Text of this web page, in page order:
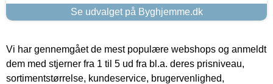
Se udvalget på Byghjemme.dk
Vi har gennemgået de mest populære webshops og anmeldt
dem med stjerner fra 1 til 5 ud fra bl.a. deres prisniveau,
sortimentstørrelse, kundeservice, brugervenlighed,